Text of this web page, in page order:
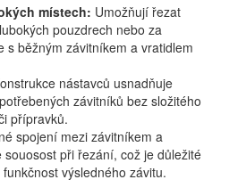
místech: Umožňují řezat
pouzdrech nebo za
s běžným závitníkem a vratidlem
nástavců usnadňuje
závitníků bez složitého
přípravků.
spojení mezi závitníkem a
souosost při řezání, což je důležité
výsledného závitu.